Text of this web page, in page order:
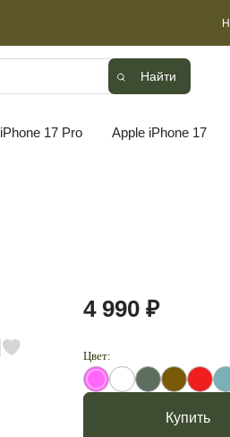
Найти
iPhone 17 Pro Apple iPhone 17
4 990 ₽
Цвет:
Купить